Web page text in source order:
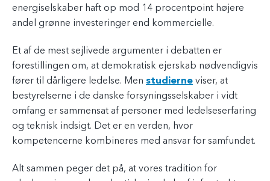
energiselskaber haft op mod 14 procentpoint højere
andel grønne investeringer end kommercielle.
Et af de mest sejlivede argumenter i debatten er
forestillingen om, at demokratisk ejerskab nødvendigvis
fører til dårligere ledelse. Men studierne viser, at
bestyrelserne i de danske forsyningsselskaber i vidt
omfang er sammensat af personer med ledelseserfaring
og teknisk indsigt. Det er en verden, hvor
kompetencerne kombineres med ansvar for samfundet.
Alt sammen peger det på, at vores tradition for